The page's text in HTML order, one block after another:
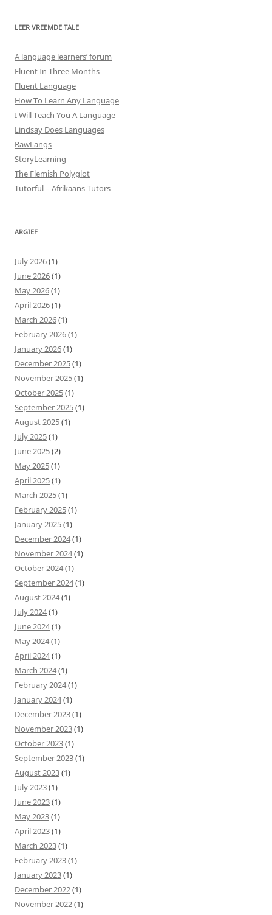
LEER VREEMDE TALE
A language learners’ forum
Fluent In Three Months
Fluent Language
How To Learn Any Language
I Will Teach You A Language
Lindsay Does Languages
RawLangs
StoryLearning
The Flemish Polyglot
Tutorful – Afrikaans Tutors
ARGIEF
July 2026(1)
June 2026(1)
May 2026(1)
April 2026(1)
March 2026(1)
February 2026(1)
January 2026(1)
December 2025(1)
November 2025(1)
October 2025(1)
September 2025(1)
August 2025(1)
July 2025(1)
June 2025(2)
May 2025(1)
April 2025(1)
March 2025(1)
February 2025(1)
January 2025(1)
December 2024(1)
November 2024(1)
October 2024(1)
September 2024(1)
August 2024(1)
July 2024(1)
June 2024(1)
May 2024(1)
April 2024(1)
March 2024(1)
February 2024(1)
January 2024(1)
December 2023(1)
November 2023(1)
October 2023(1)
September 2023(1)
August 2023(1)
July 2023(1)
June 2023(1)
May 2023(1)
April 2023(1)
March 2023(1)
February 2023(1)
January 2023(1)
December 2022(1)
November 2022(1)